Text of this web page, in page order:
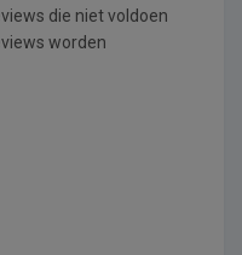
die niet voldoen
worden